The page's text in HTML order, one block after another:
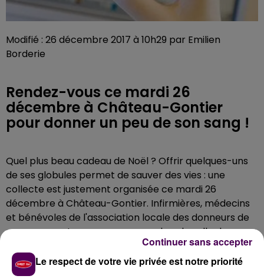
Modifié : 26 décembre 2017 à 10h29 par Emilien
Borderie
Rendez-vous ce mardi 26
décembre à Château-Gontier
pour donner un peu de son sang !
Quel plus beau cadeau de Noël ? Offrir quelques-uns
de ses globules permet de sauver des vies : une
collecte est justement organisée ce mardi 26
décembre à Château-Gontier. Infirmières, médecins
et bénévoles de l'association locale des donneurs de
sang assurent une permanence dans la salle des
fêtes, promenade de la Résistance, de 14h30 à 19h.
Le respect de votre vie privée est notre priorité
Continuer sans accepter